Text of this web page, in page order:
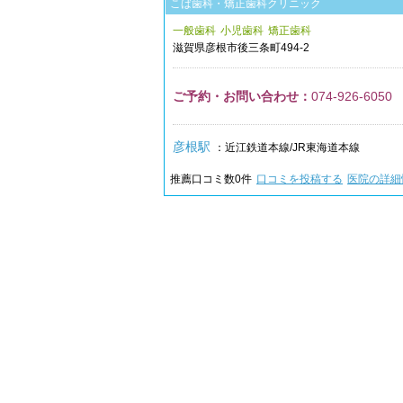
こば歯科・矯正歯科クリニック
一般歯科 小児歯科 矯正歯科
滋賀県彦根市後三条町494-2
ご予約・お問い合わせ： 074-926-6050
彦根駅 ：近江鉄道本線/JR東海道本線
推薦口コミ数0件 口コミを投稿する 医院の詳